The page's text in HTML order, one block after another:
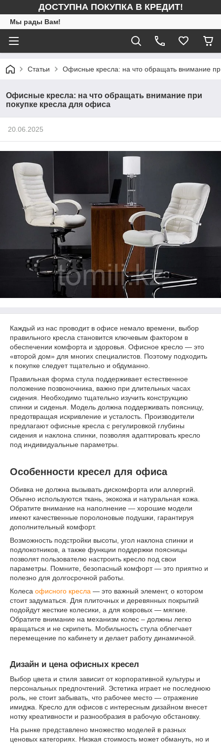
ДОСТУПНА ПОКУПКА В КРЕДИТ!
Мы рады Вам!
Статьи Офисные кресла: на что обращать внимание
Офисные кресла: на что обращать внимание при
покупке кресла для офиса
20.06.2025
Каждый из нас проводит в офисе немало времени, выбор
правильного кресла становится ключевым фактором в
обеспечении комфорта и здоровья. Офисное кресло — это
«второй дом» для многих специалистов. Поэтому подходить
к покупке следует тщательно и обдуманно.
Правильная форма стула поддерживает естественное
положение позвоночника, важно при длительных часах
сидения. Необходимо тщательно изучить конструкцию
спинки и сиденья. Модель должна поддерживать поясницу,
предотвращая искривление и усталость. Производители
предлагают офисные кресла с регулировкой глубины
сидения и наклона спинки, позволяя адаптировать кресло
под индивидуальные параметры.
Особенности кресел для офиса
Обивка не должна вызывать дискомфорта или аллергий.
Обычно используются ткань, экокожа и натуральная кожа.
Обратите внимание на наполнение — хорошие модели
имеют качественные поролоновые подушки, гарантируя
дополнительный комфорт.
Возможность подстройки высоты, угол наклона спинки и
подлокотников, а также функции поддержки поясницы
позволят пользователю настроить кресло под свои
параметры. Помните, безопасный комфорт — это приятно и
полезно для долгосрочной работы.
Колеса офисного кресла — это важный элемент, о котором
стоит задуматься. Для плиточных и деревянных покрытий
подойдут жесткие колесики, а для ковровых — мягкие.
Обратите внимание на механизм колес – должны легко
вращаться и не скрипеть. Мобильность стула облегчает
перемещение по кабинету и делает работу динамичной.
Дизайн и цена офисных кресел
Выбор цвета и стиля зависит от корпоративной культуры и
персональных предпочтений. Эстетика играет не последнюю
роль, не стоит забывать, что рабочее место — отражение
имиджа. Кресло для офисов с интересным дизайном внесет
нотку креативности и разнообразия в рабочую обстановку.
На рынке представлено множество моделей в разных
ценовых категориях. Низкая стоимость может обмануть, но и